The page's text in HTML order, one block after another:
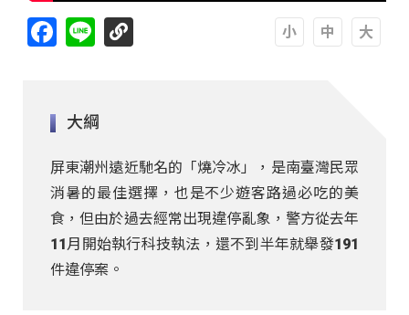
Facebook
Line
大綱
屏東潮州遠近馳名的「燒冷冰」，是南臺灣民眾
消暑的最佳選擇，也是不少遊客路過必吃的美
食，但由於過去經常出現違停亂象，警方從去年
11月開始執行科技執法，還不到半年就舉發191
件違停案。